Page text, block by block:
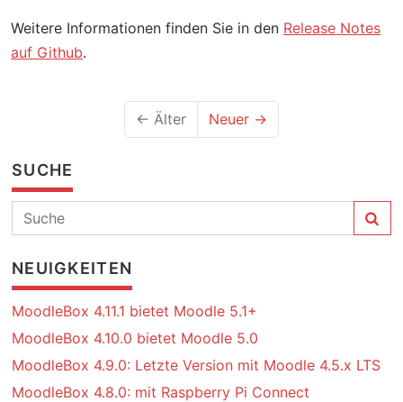
Weitere Informationen finden Sie in den Release Notes
auf Github.
← Älter Neuer →
SUCHE
NEUIGKEITEN
MoodleBox 4.11.1 bietet Moodle 5.1+
MoodleBox 4.10.0 bietet Moodle 5.0
MoodleBox 4.9.0: Letzte Version mit Moodle 4.5.x LTS
MoodleBox 4.8.0: mit Raspberry Pi Connect